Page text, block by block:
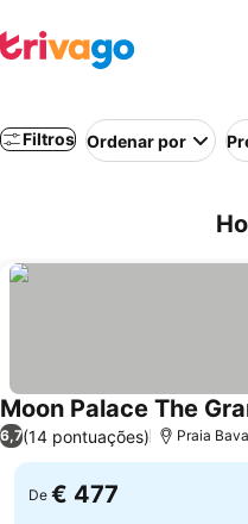
Filtros Ordenar por
Moon Palace The
6,7(14 pontuações) Praia
De € 477